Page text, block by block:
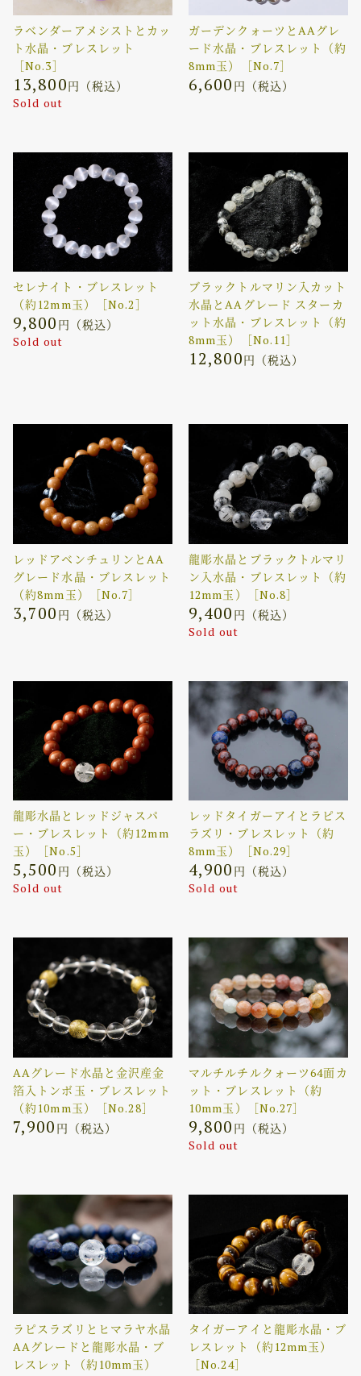
ラベンダーアメシストとカッ
ト水晶・ブレスレット
［No.3］
13,800円（税込）
Sold out
ガーデンクォーツとAAグレ
ード水晶・ブレスレット（約
8mm玉）［No.7］
6,600 円（税込）
セレナイト・ブレスレット
（約12mm玉）［No.2］
9,800 円（税込）
Sold out
ブラックトルマリン入カット
水晶とAAグレード スターカ
ット水晶・ブレスレット（約
8mm玉）［No.11］
12,800円（税込）
レッドアベンチュリンとAA
グレード水晶・ブレスレット
（約8mm玉）［No.7］
3,700 円（税込）
龍彫水晶とブラックトルマリ
ン入水晶・ブレスレット（約
12mm玉）［No.8］
9,400 円（税込）
Sold out
龍彫水晶とレッドジャスパ
ー・ブレスレット（約12mm
玉）［No.5］
5,500 円（税込）
Sold out
レッドタイガーアイとラピス
ラズリ・ブレスレット（約
8mm玉）［No.29］
4,900 円（税込）
Sold out
AAグレード水晶と金沢産金
箔入トンボ玉・ブレスレット
（約10mm玉）［No.28］
7,900 円（税込）
マルチルチルクォーツ64面カ
ット・ブレスレット（約
10mm玉）［No.27］
9,800 円（税込）
Sold out
ラピスラズリとヒマラヤ水晶
AAグレードと龍彫水晶・ブ
レスレット（約10mm玉）
タイガーアイと龍彫水晶・ブ
レスレット（約12mm玉）
［No.24］